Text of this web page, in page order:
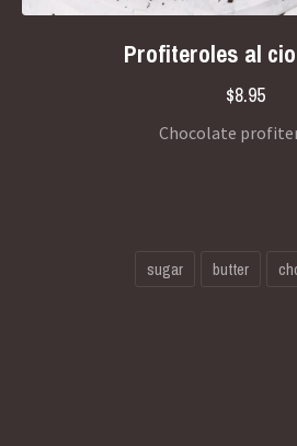
Profiteroles al
$8.95
Chocolate
sugar butter